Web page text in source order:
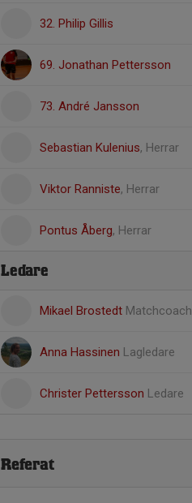
32. Philip Gillis
69. Jonathan Pettersson
73. André Jansson
Sebastian Kulenius, Herrar
Viktor Ranniste, Herrar
Pontus Åberg, Herrar
Ledare
Mikael Brostedt Matchcoach
Anna Hassinen Lagledare
Christer Pettersson Ledare
Referat